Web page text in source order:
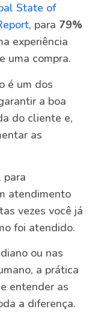
State of
, para 79%
experiência
uma compra.
é um dos
a boa
do cliente e,
as
para
atendimento
vezes você já
foi atendido.
ou nas
a prática
entender as
a diferença.